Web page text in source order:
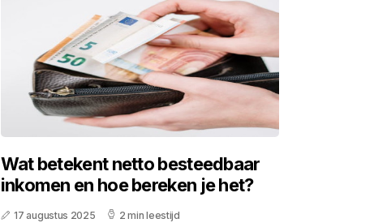
Wat betekent netto besteedbaar
inkomen en hoe bereken je het?
17 augustus 2025 2 min leestijd